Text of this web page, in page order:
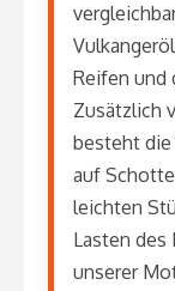
Reifen und
Zusätzlich
besteht die
auf
leichten
Lasten des
unserer